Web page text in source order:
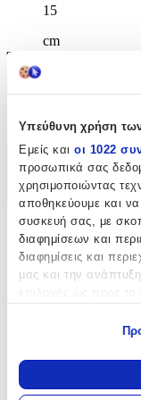
Υπεύθυνη χρήση
Εμείς και οι 1022
προσωπικά σας
χρησιμοποιώντας
αποθηκεύουμε και
συσκευή σας, με
διαφημίσεων και
διαφημίσεις και
μας και την
Να
σας τοποθεσία,
15
cm
Ύψος
cm
Χαρακτηριστικά
+
Κατασκευαστής:
Benetton
Βασικά
Χρώμα